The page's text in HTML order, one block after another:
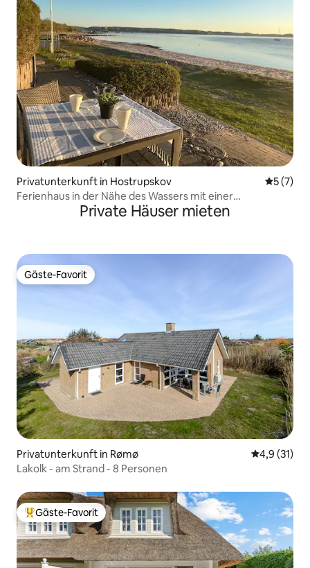
Privatunterkunft in Hostrupskov
5 (7)
Ferienhaus in der Nähe des Wassers mit einer
fantastischen Aussicht.Private Häuser mieten
Gäste-Favorit
Gäste-Favorit
Privatunterkunft in Rømø
4,9 (31)
Lakolk - am Strand - 8 Personen
Beliebter Gäste-Favorit.
Gäste-Favorit